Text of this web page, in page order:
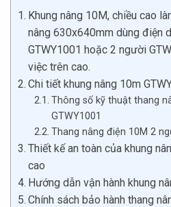
Khung nâng 10M, chiều cao
nâng 630x640mm dùng điện
GTWY1001 hoặc 2 người
việc trên cao.
Chi tiết khung nâng 10m
Thông số kỹ thuật thang
GTWY1001
Thang nâng điện 10M 2
Thiết kế an toàn của khung
cao
Hướng dẫn vận hành khung
Chính sách bảo hành thang